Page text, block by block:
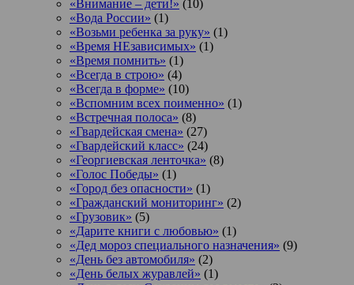
«Внимание – дети!» (10)
«Вода России» (1)
«Возьми ребенка за руку» (1)
«Время НЕзависимых» (1)
«Время помнить» (1)
«Всегда в строю» (4)
«Всегда в форме» (10)
«Вспомним всех поименно» (1)
«Встречная полоса» (8)
«Гвардейская смена» (27)
«Гвардейский класс» (24)
«Георгиевская ленточка» (8)
«Голос Победы» (1)
«Город без опасности» (1)
«Гражданский мониторинг» (2)
«Грузовик» (5)
«Дарите книги с любовью» (1)
«Дед мороз специального назначения» (9)
«День без автомобиля» (2)
«День белых журавлей» (1)